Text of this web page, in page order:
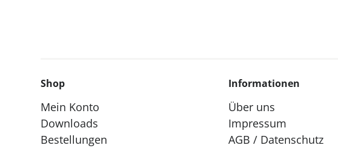
Shop
Mein Konto
Downloads
Bestellungen
Informationen
Über uns
Impressum
AGB / Datenschutz